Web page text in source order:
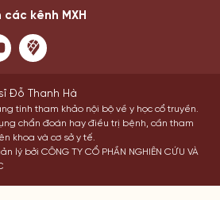
kênh MXH
Đỗ Thanh Hà
tính tham khảo nội bộ về y học cổ truyền.
chẩn đoán hay điều trị bệnh, cần tham
khoa và cơ sở y tế.
lý bởi CÔNG TY CỔ PHẦN NGHIÊN CỨU VÀ